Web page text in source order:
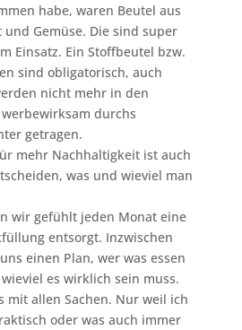
habe, waren Beutel aus
Gemüse. Die sind super
Einsatz. Ein Stoffbeutel bzw.
sind obligatorisch, auch
nicht mehr in den
durchs
getragen.
mehr Nachhaltigkeit ist auch
was und wieviel man
wir gefühlt jeden Monat eine
entsorgt. Inzwischen
einen Plan, wer was essen
es wirklich sein muss.
mit allen Sachen. Nur weil ich
oder was auch immer